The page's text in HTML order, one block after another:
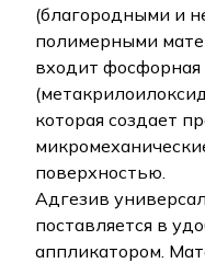
(благородными и
полимерными
входит фосфорная
которая создает
поверхностью.
Адгезив
поставляется в
аппликатором.